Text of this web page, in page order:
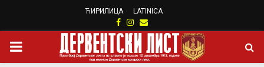
ЋИРИЛИЦА LATINICA
Facebook
Instagram
Email
PRIMARY